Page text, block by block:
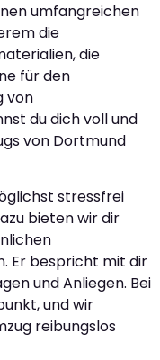
umfangreichen
die
die
für den
von
du dich voll und
von Dortmund
stressfrei
bieten wir dir
Er bespricht mit dir
und Anliegen. Bei
und wir
reibungslos